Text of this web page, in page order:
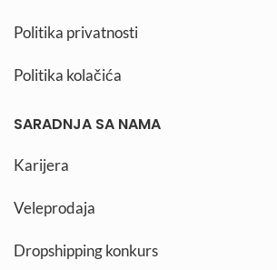
Politika privatnosti
Politika kolačića
SARADNJA SA NAMA
Karijera
Veleprodaja
Dropshipping konkurs